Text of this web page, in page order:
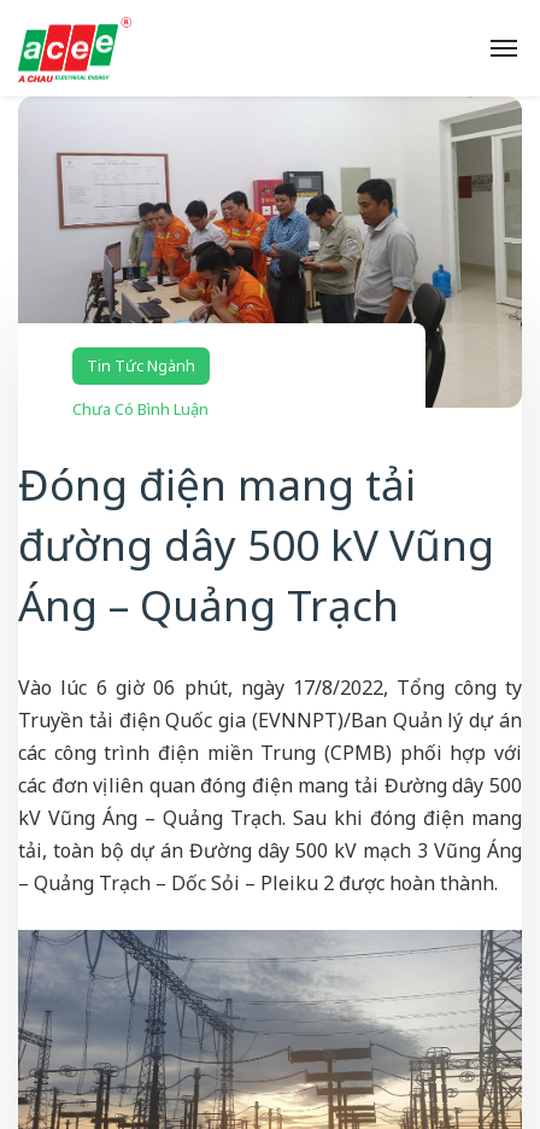
Tin Tức Ngành
Chưa Có Bình Luận
Đóng điện mang tải
đường dây 500 kV Vũng
Áng – Quảng Trạch
Vào lúc 6 giờ 06 phút, ngày 17/8/2022, Tổng công ty
Truyền tải điện Quốc gia (EVNNPT)/Ban Quản lý dự án
các công trình điện miền Trung (CPMB) phối hợp với
các đơn vị liên quan đóng điện mang tải Đường dây 500
kV Vũng Áng – Quảng Trạch. Sau khi đóng điện mang
tải, toàn bộ dự án Đường dây 500 kV mạch 3 Vũng Áng
– Quảng Trạch – Dốc Sỏi – Pleiku 2 được hoàn thành.